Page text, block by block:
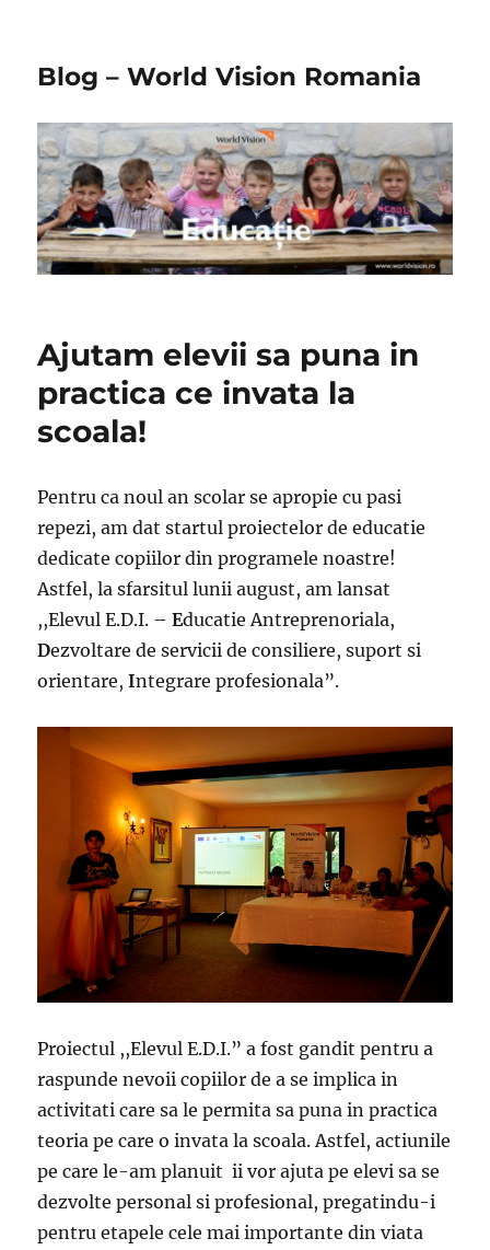
Blog – World Vision Romania
Ajutam elevii sa puna in
practica ce invata la
scoala!
Pentru ca noul an scolar se apropie cu pasi
repezi, am dat startul proiectelor de educatie
dedicate copiilor din programele noastre!
Astfel, la sfarsitul lunii august, am lansat
,,Elevul E.D.I. –Educatie Antreprenoriala,
Dezvoltare de servicii de consiliere, suport si
orientare,Integrare profesionala”.
Proiectul ,,Elevul E.D.I.” a fost gandit pentru a
raspunde nevoii copiilor de a se implica in
activitati care sa le permita sa puna in practica
teoria pe care o invata la scoala. Astfel, actiunile
pe care le-am planuit ii vor ajuta pe elevi sa se
dezvolte personal si profesional, pregatindu-i
pentru etapele cele mai importante din viata